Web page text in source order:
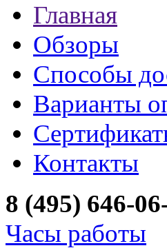
Главная
Обзоры
Способы
Варианты
Контакты
8 (495) 646-
Часы работы